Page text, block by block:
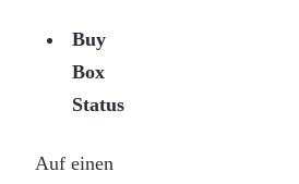
Buy
Box
Status
Auf einen